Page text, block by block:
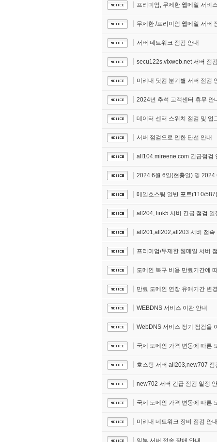
프리미엄, 무제한 웹메일 서비
무제한 /프리미엄 웹메일 서버
서버 네트워크 점검 안내
secu122s.vixweb.net 서버 점
미리내 닷컴 분기별 서버 점검
2024년 추석 고객센터 휴무 안
데이터 센터 스위치 점검 및 업
서버 점검으로 인한 단선 안내
all104.mireene.com 긴급점검
2024 6월 6일(현충일) 및
메일호스팅 일반 포트(110/
all204, link5 서버 긴급 점검 일
all201,all202,all203 서버 접속
프리미엄/무제한 웹메일 서버
도메인 복구 비용 만료기간에
만료 도메인 연장 유애기간 변
WEBDNS 서비스 이관 안내
WebDNS 서비스 정기 점검을
국제 도메인 가격 변동에 따른
호스팅 서버 all203,new707 점
new702 서버 긴급 점검 일정
국제 도메인 가격 변동에 따른
미리내 네트워크 장비 점검 안
일부 서버 접속 장애 안내